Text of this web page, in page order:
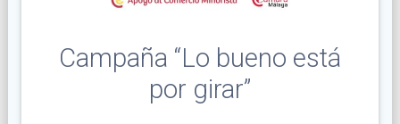
Campaña “Lo bueno está
por girar”